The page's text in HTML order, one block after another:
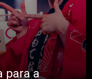
para a